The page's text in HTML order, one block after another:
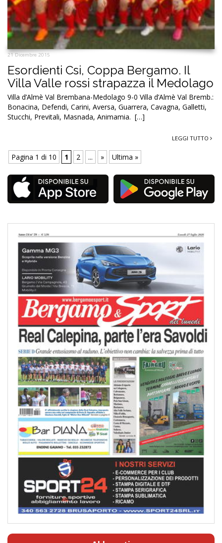
21 Dicembre 2015
Esordienti Csi, Coppa Bergamo. Il
Villa Valle rossi strapazza il Medolago
Villa d’Almè Val Brembana-Medolago 9-0 Villa d’Almè Val Bremb.:
Bonacina, Defendi, Carini, Aversa, Guarrera, Cavagna, Galletti,
Stucchi, Previtali, Masnada, Animamia. […]
LEGGI TUTTO
Pagina 1 di 10 1 2 ... » Ultima »